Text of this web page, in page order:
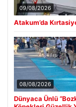
09/08/2026
Atakum’da
08/08/2026
Dünyaca Ünlü